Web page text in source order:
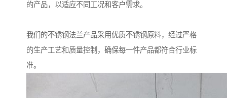
的产品，以适应不同工况和客户需求。
我们的不锈钢法兰产品采用优质不锈钢原料，经过严格
的生产工艺和质量控制，确保每一件产品都符合行业标
准。